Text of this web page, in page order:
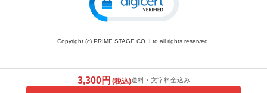
Copyright (c) PRIME STAGE.CO.,Ltd all rights reserved.
3,300円 (税込)送料・文字料金込み